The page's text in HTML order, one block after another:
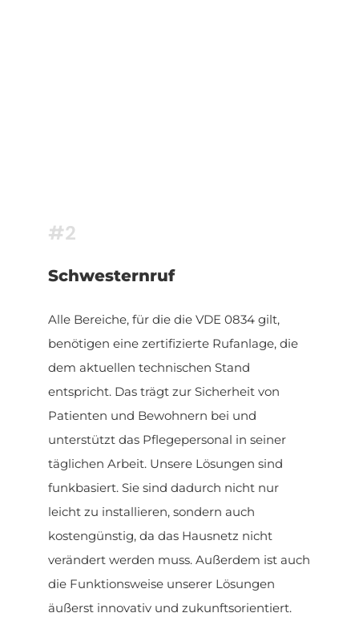
Schwesternruf
Alle Bereiche, für die die VDE 0834 gilt,
benötigen eine zertifizierte Rufanlage, die
dem aktuellen technischen Stand
entspricht. Das trägt zur Sicherheit von
Patienten und Bewohnern bei und
unterstützt das Pflegepersonal in seiner
täglichen Arbeit. Unsere Lösungen sind
funkbasiert. Sie sind dadurch nicht nur
leicht zu installieren, sondern auch
kostengünstig, da das Hausnetz nicht
verändert werden muss. Außerdem ist auch
die Funktionsweise unserer Lösungen
äußerst innovativ und zukunftsorientiert.
#2